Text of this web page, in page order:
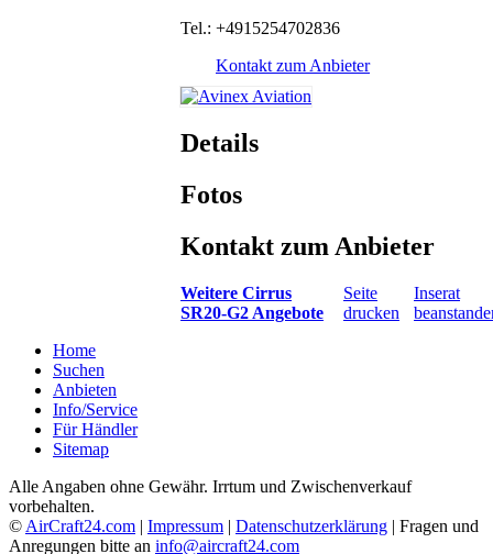
Tel.: +4915254702836
Kontakt zum Anbieter
Details
Fotos
Kontakt zum Anbieter
Weitere Cirrus
SR20-G2 Angebote
Seite
drucken
Inserat
Home
Suchen
Anbieten
Info/Service
Für Händler
Sitemap
Alle Angaben ohne Gewähr. Irrtum und Zwischenverkauf
vorbehalten.
© AirCraft24.com | Impressum | Datenschutzerklärung | Fragen und
Anregungen bitte an info@aircraft24.com